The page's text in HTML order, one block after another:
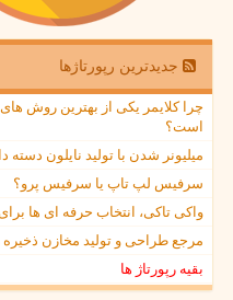
جدیدترین رپورتاژها
چرا کلایمر یکی از بهترین روش
است؟
میلیونر شدن با تولید نایلون دسته
سرفیس لپ تاپ یا سرفیس پرو؟
واکی تاکی، انتخاب حرفه ای ها
مرجع طراحی و تولید مخازن
بقیه رپورتاژ ها